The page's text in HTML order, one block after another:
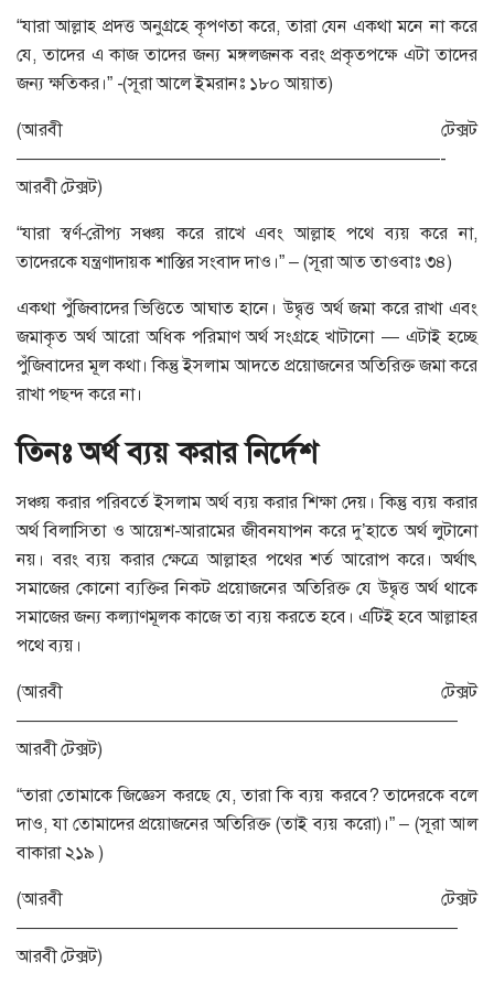
“যারা আল্লাহ প্রদত্ত অনুগ্রহে কৃপণতা করে, তারা যেন একথা মনে না করে
যে, তাদের এ কাজ তাদের জন্য মঙ্গলজনক বরং প্রকৃতপক্ষে এটা তাদের
জন্য ক্ষতিকর।” -(সূরা আলে ইমরানঃ ১৮০ আয়াত)
(আরবী টেক্সট
————————————————————————-
আরবী টেক্সট)
“যারা স্বর্ণ-রৌপ্য সঞ্চয় করে রাখে এবং আল্লাহ পথে ব্যয় করে না,
তাদেরকে যন্ত্রণাদায়ক শাস্তির সংবাদ দাও।” – (সূরা আত তাওবাঃ ৩৪)
একথা পুঁজিবাদের ভিত্তিতে আঘাত হানে। উদ্বৃত্ত অর্থ জমা করে রাখা এবং
জমাকৃত অর্থ আরো অধিক পরিমাণ অর্থ সংগ্রহে খাটানো — এটাই হচ্ছে
পুঁজিবাদের মূল কথা। কিন্তু ইসলাম আদতে প্রয়োজনের অতিরিক্ত জমা করে
রাখা পছন্দ করে না।
তিনঃ অর্থ ব্যয় করার নির্দেশ
সঞ্চয় করার পরিবর্তে ইসলাম অর্থ ব্যয় করার শিক্ষা দেয়। কিন্তু ব্যয় করার
অর্থ বিলাসিতা ও আয়েশ-আরামের জীবনযাপন করে দু’হাতে অর্থ লুটানো
নয়। বরং ব্যয় করার ক্ষেত্রে আল্লাহর পথের শর্ত আরোপ করে। অর্থাৎ
সমাজের কোনো ব্যক্তির নিকট প্রয়োজনের অতিরিক্ত যে উদ্বৃত্ত অর্থ থাকে
সমাজের জন্য কল্যাণমূলক কাজে তা ব্যয় করতে হবে। এটিই হবে আল্লাহর
পথে ব্যয়।
(আরবী টেক্সট
—————————————————————————
আরবী টেক্সট)
“তারা তোমাকে জিজ্ঞেস করছে যে, তারা কি ব্যয় করবে? তাদেরকে বলে
দাও, যা তোমাদের প্রয়োজনের অতিরিক্ত (তাই ব্যয় করো)।” – (সূরা আল
বাকারা ২১৯ )
(আরবী টেক্সট
—————————————————————————
আরবী টেক্সট)